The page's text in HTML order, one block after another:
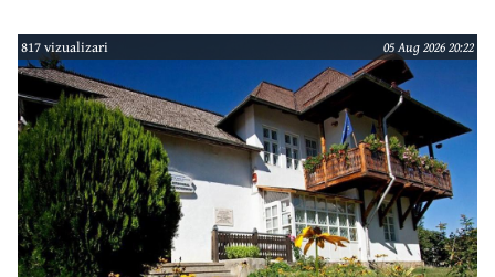
817 vizualizari 05 Aug 2026 20:22